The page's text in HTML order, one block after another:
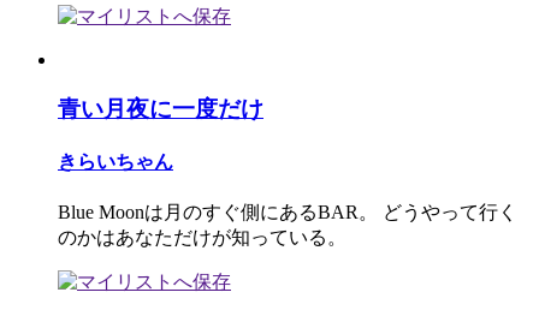
青い月夜に一度だけ
きらいちゃん
Blue Moonは月のすぐ側にあるBAR。 どうやって行く
のかはあなただけが知っている。